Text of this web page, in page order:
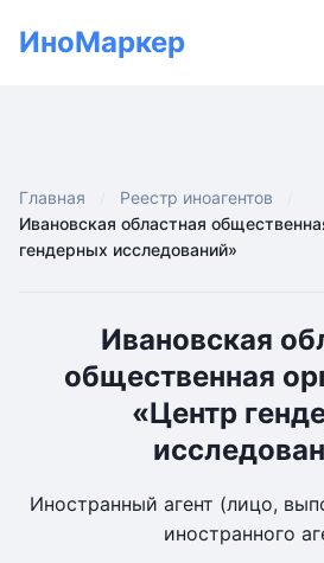
ИноМаркер
Главная
Реестр иноагентов
Ивановская областная
гендерных исследований»
Ивановская
общественная
«Центр
Иностранный агент (лицо,
иностранного